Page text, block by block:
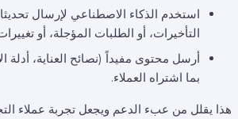
استخدم الذكاء الاصطناعي لإرسال
التأخيرات، أو الطلبات المؤجلة، أو
أرسل محتوى مفيداً (نصائح العناية، أدلة
بما اشتراه العملاء.
هذا يقلل من عبء الدعم ويجعل تجربة عملاء